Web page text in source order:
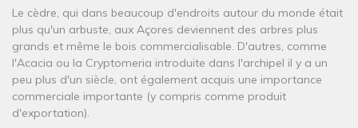
Le cèdre, qui dans beaucoup d'endroits autour du monde était
plus qu'un arbuste, aux Açores deviennent des arbres plus
grands et même le bois commercialisable. D'autres, comme
l'Acacia ou la Cryptomeria introduite dans l'archipel il y a un
peu plus d'un siècle, ont également acquis une importance
commerciale importante (y compris comme produit
d'exportation).